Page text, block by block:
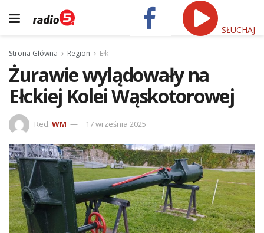
SŁUCHAJ
Strona Główna Region Ełk
Żurawie wylądowały na
Ełckiej Kolei Wąskotorowej
Red. WM 17 września 2025